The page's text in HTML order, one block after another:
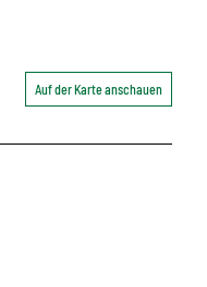
Auf der Karte anschauen